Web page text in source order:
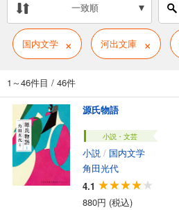
一致順
国内文学 × 河出文庫 ×
1～46件目 / 46件
源氏物語
小説・文芸
小説 / 国内文学
角田光代
4.1
880円 (税込)